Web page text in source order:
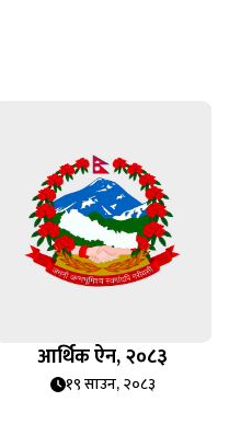
आर्थिक ऐन, २०८३
१९ साउन, २०८३